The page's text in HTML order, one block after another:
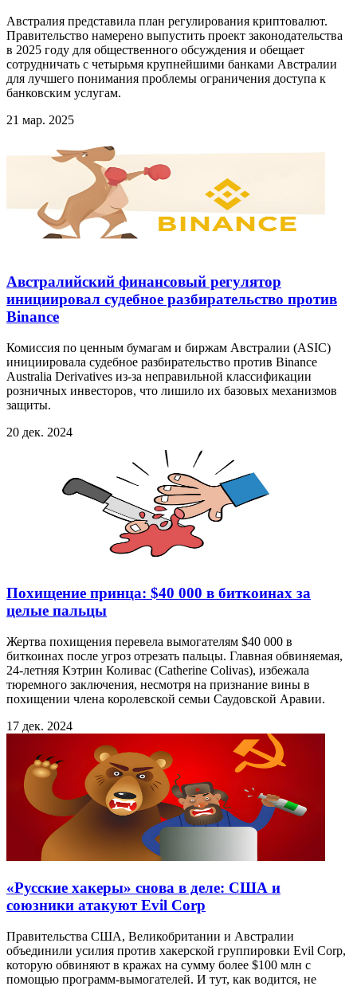
Австралия представила план регулирования криптовалют.
Правительство намерено выпустить проект законодательства
в 2025 году для общественного обсуждения и обещает
сотрудничать с четырьмя крупнейшими банками Австралии
для лучшего понимания проблемы ограничения доступа к
банковским услугам.
21 мар. 2025
Австралийский финансовый регулятор
инициировал судебное разбирательство против
Binance
Комиссия по ценным бумагам и биржам Австралии (ASIC)
инициировала судебное разбирательство против Binance
Australia Derivatives из-за неправильной классификации
розничных инвесторов, что лишило их базовых механизмов
защиты.
20 дек. 2024
Похищение принца: $40 000 в биткоинах за
целые пальцы
Жертва похищения перевела вымогателям $40 000 в
биткоинах после угроз отрезать пальцы. Главная обвиняемая,
24-летняя Кэтрин Коливас (Catherine Colivas), избежала
тюремного заключения, несмотря на признание вины в
похищении члена королевской семьи Саудовской Аравии.
17 дек. 2024
«Русские хакеры» снова в деле: США и
союзники атакуют Evil Corp
Правительства США, Великобритании и Австралии
объединили усилия против хакерской группировки Evil Corp,
которую обвиняют в кражах на сумму более $100 млн с
помощью программ-вымогателей. И тут, как водится, не